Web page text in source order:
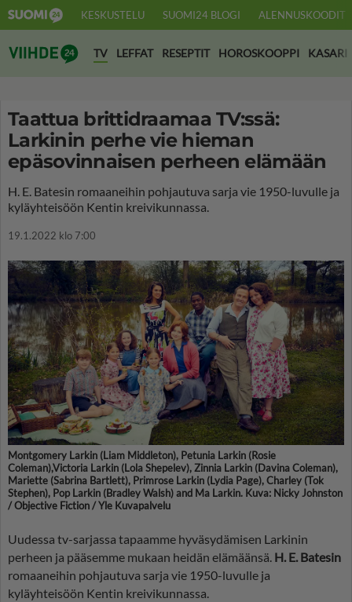
KESKUSTELU SUOMI24 BLOGI ALENNUSKOODIT
Suomi24 Viihde
TV LEFFAT RESEPTIT HOROSKOOPPI KASARI
Taattua brittidraamaa TV:ssä:
Larkinin perhe vie hieman
epäsovinnaisen perheen elämään
H. E. Batesin romaaneihin pohjautuva sarja vie 1950-luvulle ja
kyläyhteisöön Kentin kreivikunnassa.
19.1.2022 klo 7:00
Montgomery Larkin (Liam Middleton), Petunia Larkin (Rosie
Coleman),Victoria Larkin (Lola Shepelev), Zinnia Larkin (Davina Coleman),
Mariette (Sabrina Bartlett), Primrose Larkin (Lydia Page), Charley (Tok
Stephen), Pop Larkin (Bradley Walsh) and Ma Larkin. Kuva: Nicky Johnston
/ Objective Fiction / Yle Kuvapalvelu
Uudessa tv-sarjassa tapaamme hyväsydämisen Larkinin
perheen ja pääsemme mukaan heidän elämäänsä. H. E. Batesin
romaaneihin pohjautuva sarja vie 1950-luvulle ja
kyläyhteisöön Kentin kreivikunnassa.